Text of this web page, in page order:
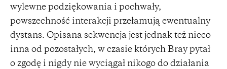
wylewne podziękowania i pochwały,
powszechność interakcji przełamują ewentualny
dystans. Opisana sekwencja jest jednak też nieco
inna od pozostałych, w czasie których Bray pytał
o zgodę i nigdy nie wyciągał nikogo do działania